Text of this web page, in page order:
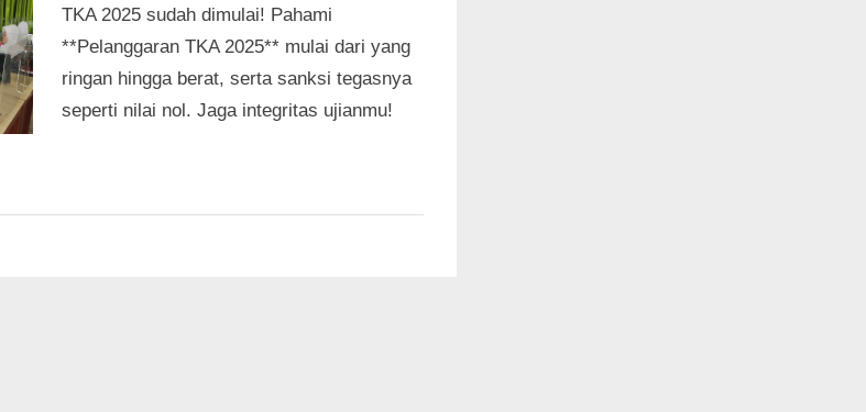
TKA 2025 sudah dimulai! Pahami
**Pelanggaran TKA 2025** mulai dari yang
ringan hingga berat, serta sanksi tegasnya
seperti nilai nol. Jaga integritas ujianmu!